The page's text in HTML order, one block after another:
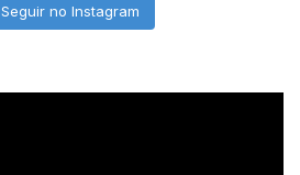
Seguir no Instagram